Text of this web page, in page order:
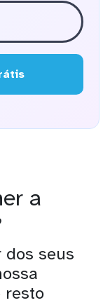
a
dos seus
resto